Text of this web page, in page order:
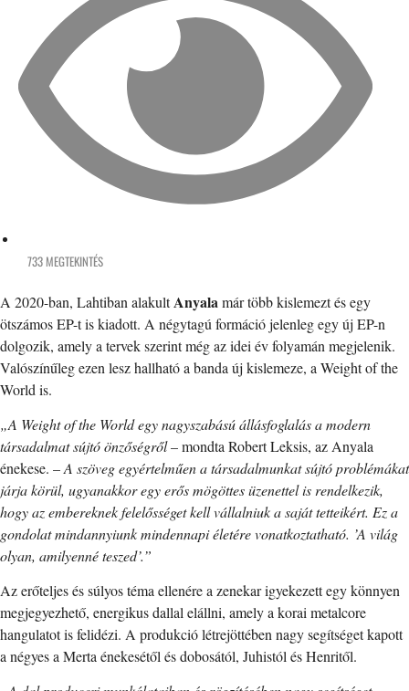
733 MEGTEKINTÉS
A 2020-ban, Lahtiban alakultAnyalamár több kislemezt és egy
ötszámos EP-t is kiadott. A négytagú formáció jelenleg egy új EP-n
dolgozik, amely a tervek szerint még az idei év folyamán megjelenik.
Valószínűleg ezen lesz hallható a banda új kislemeze, a Weight of the
World is.
„A Weight of the World egy nagyszabású állásfoglalás a modern
társadalmat sújtó önzőségről– mondta Robert Leksis, az Anyala
énekese. –A szöveg egyértelműen a társadalmunkat sújtó problémákat
járja körül, ugyanakkor egy erős mögöttes üzenettel is rendelkezik,
hogy az embereknek felelősséget kell vállalniuk a saját tetteikért. Ez a
gondolat mindannyiunk mindennapi életére vonatkoztatható. ’A világ
olyan, amilyenné teszed’.”
Az erőteljes és súlyos téma ellenére a zenekar igyekezett egy könnyen
megjegyezhető, energikus dallal elállni, amely a korai metalcore
hangulatot is felidézi. A produkció létrejöttében nagy segítséget kapott
a négyes a Merta énekesétől és dobosától, Juhistól és Henritől.